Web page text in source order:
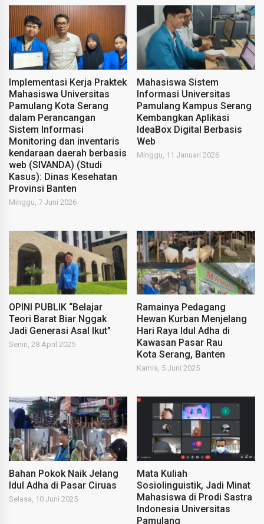
Implementasi Kerja Praktek
Mahasiswa Universitas
Pamulang Kota Serang
dalam Perancangan
Sistem Informasi
Monitoring dan inventaris
kendaraan daerah berbasis
web (SIVANDA) (Studi
Kasus): Dinas Kesehatan
Provinsi Banten
Minggu, 7 Juni 2026
Mahasiswa Sistem
Informasi Universitas
Pamulang Kampus Serang
Kembangkan Aplikasi
IdeaBox Digital Berbasis
Web
Minggu, 11 Januari 2026
OPINI PUBLIK “Belajar
Teori Barat Biar Nggak
Jadi Generasi Asal Ikut”
Senin, 28 April 2025
Ramainya Pedagang
Hewan Kurban Menjelang
Hari Raya Idul Adha di
Kawasan Pasar Rau
Kota Serang, Banten
Kamis, 5 Juni 2025
Bahan Pokok Naik Jelang
Idul Adha di Pasar Ciruas
Selasa, 10 Juni 2025
Mata Kuliah
Sosiolinguistik, Jadi Minat
Mahasiswa di Prodi Sastra
Indonesia Universitas
Pamulang